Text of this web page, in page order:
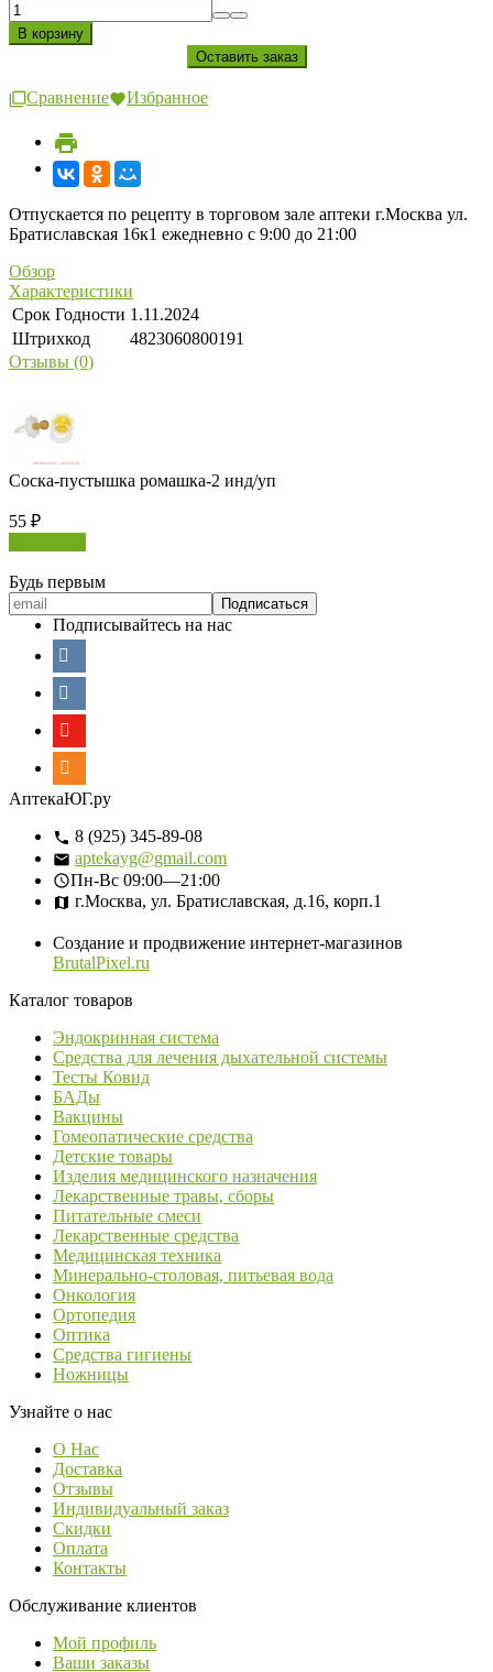
Сравнение Избранное
Отпускается по рецепту в торговом зале аптеки г.Москва ул.
Братиславская 16к1 ежедневно с 9:00 до 21:00
Обзор
Характеристики
Срок Годности 1.11.2024
Штрихкод
4823060800191
Отзывы (0)
Соска-пустышка ромашка-2 инд/уп
55 ₽
Будь первым
Подписывайтесь на нас
АптекаЮГ.ру
8 (925) 345-89-08
aptekayg@gmail.com
Пн-Вс 09:00—21:00
г.Москва, ул. Братиславская, д.16, корп.1
Создание и продвижение интернет-магазинов
BrutalPixel.ru
Каталог товаров
Эндокринная система
Средства для лечения дыхательной системы
Тесты Ковид
БАДы
Вакцины
Гомеопатические средства
Детские товары
Изделия медицинского назначения
Лекарственные травы, сборы
Питательные смеси
Лекарственные средства
Медицинская техника
Минерально-столовая, питьевая вода
Онкология
Ортопедия
Оптика
Средства гигиены
Ножницы
Узнайте о нас
О Нас
Доставка
Отзывы
Индивидуальный заказ
Скидки
Оплата
Контакты
Обслуживание клиентов
Мой профиль
Ваши заказы